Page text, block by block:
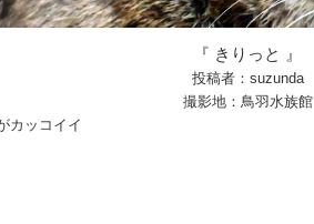
『 きりっと 』
投稿者：suzunda
撮影地：鳥羽水族館
カッコイイ